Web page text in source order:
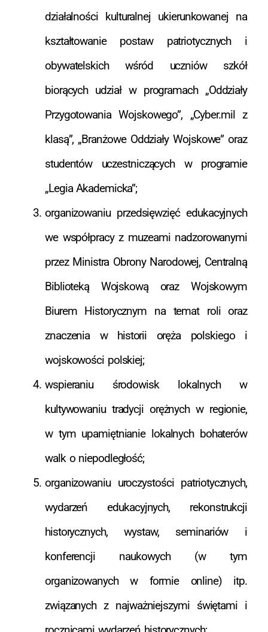
działalności kulturalnej ukierunkowanej na
kształtowanie postaw patriotycznych i
obywatelskich wśród uczniów szkół
biorących udział w programach „Oddziały
Przygotowania Wojskowego”, „Cyber.mil z
klasą”, „Branżowe Oddziały Wojskowe” oraz
studentów uczestniczących w programie
„Legia Akademicka”;
organizowaniu przedsięwzięć edukacyjnych
we współpracy z muzeami nadzorowanymi
przez Ministra Obrony Narodowej, Centralną
Biblioteką Wojskową oraz Wojskowym
Biurem Historycznym na temat roli oraz
znaczenia w historii oręża polskiego i
wojskowości polskiej;
wspieraniu środowisk lokalnych w
kultywowaniu tradycji orężnych w regionie,
w tym upamiętnianie lokalnych bohaterów
walk o niepodległość;
organizowaniu uroczystości patriotycznych,
wydarzeń edukacyjnych, rekonstrukcji
historycznych, wystaw, seminariów i
konferencji naukowych (w tym
organizowanych w formie online) itp.
związanych z najważniejszymi świętami i